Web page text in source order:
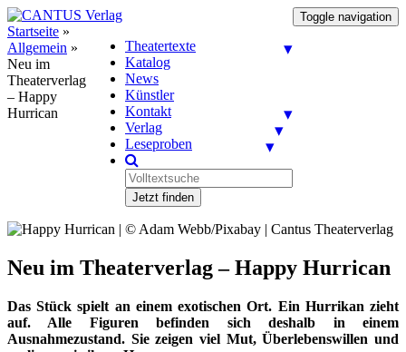
Toggle navigation
Theatertexte
Katalog
News
Künstler
Kontakt
Verlag
Leseproben
Jetzt finden
Startseite »
Allgemein »
Neu im
Theaterverlag
– Happy
Hurrican
Neu im Theaterverlag – Happy Hurrican
Das Stück spielt an einem exotischen Ort. Ein Hurrikan zieht
auf. Alle Figuren befinden sich deshalb in einem
Ausnahmezustand. Sie zeigen viel Mut, Überlebenswillen und